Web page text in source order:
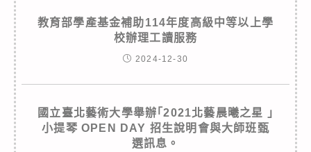
教育部學產基金補助114年度高級中等以上學
校辦理工讀服務
2024-12-30
國立臺北藝術大學舉辦｢2021北藝晨曦之星 ｣
小提琴 OPEN DAY 招生說明會與大師班甄
選訊息。